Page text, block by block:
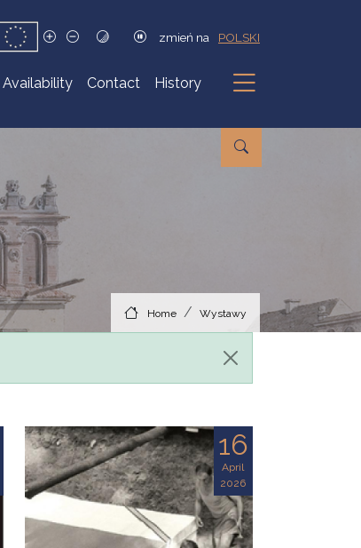
zmień na POLSKI
Availability Contact History
Submenu
Home Wystawy
16
April
2026